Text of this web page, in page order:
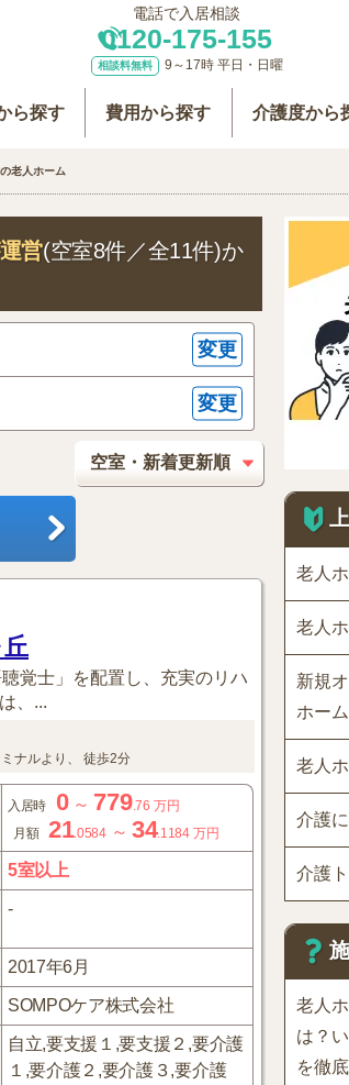
電話で入居相談
0120-175-155
相談料無料 9～17時 平日・日曜
ら探す 費用から探す 介護度から
老人ホーム
営(空室8件／全11件)か
変更
変更
覚士」を配置し、充実のリハ
、...
ナルより、 徒歩2分
入居時 0～ 779.76 万円
月額
21.0584～ 34.1184 万円
5室以上
-
2017年6月
SOMPOケア株式会社
自立,要支援１,要支援２,要介護
１,要介護２,要介護３,要介護
老人
老人
新規
ホーム
老人
介護
介護
老人
は？
を徹